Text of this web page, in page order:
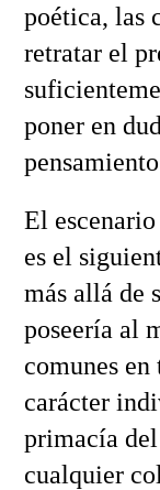
poética, las
retratar el
poner en
El
es el
más allá de
poseería al
comunes
carácter
primacía
cualquier